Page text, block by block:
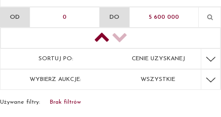
OD DO
SORTUJ PO: CENIE UZYSKANEJ
WYBIERZ AUKCJE: WSZYSTKIE
Używane filtry: Brak filtrów